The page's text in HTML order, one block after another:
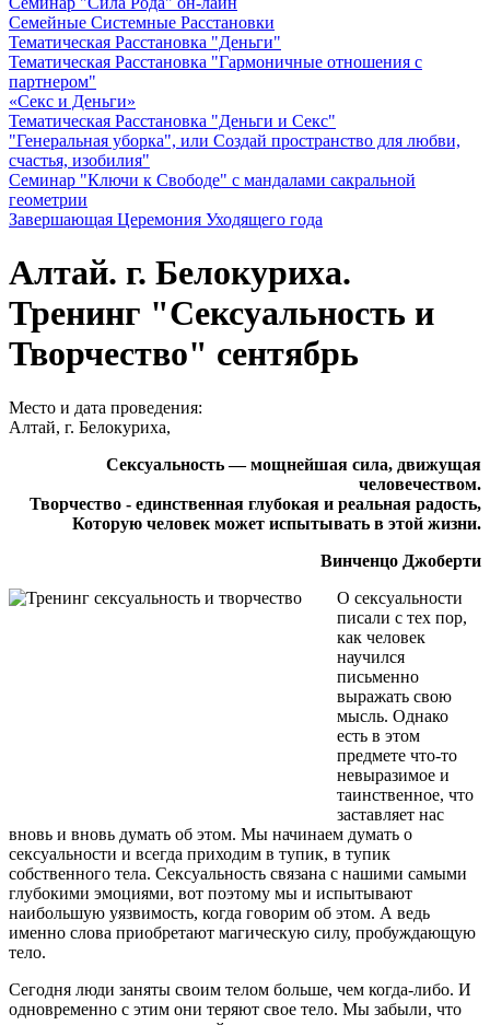
Семейные Системные Расстановки
Тематическая Расстановка "Деньги"
Тематическая Расстановка "Гармоничные отношения с
партнером"
«Секс и Деньги»
Тематическая Расстановка "Деньги и Секс"
"Генеральная уборка", или Создай пространство для любви,
счастья, изобилия"
Семинар "Ключи к Свободе" с мандалами сакральной
геометрии
Завершающая Церемония Уходящего года
Алтай. г. Белокуриха.
Тренинг "Сексуальность и
Творчество" сентябрь
Место и дата проведения:
Алтай, г. Белокуриха,
Сексуальность — мощнейшая сила, движущая
человечеством.
Творчество - единственная глубокая и реальная радость,
Которую человек может испытывать в этой жизни.
Винченцо Джоберти
О сексуальности
писали с тех пор,
как человек
научился
письменно
выражать свою
мысль. Однако
есть в этом
предмете что-то
невыразимое и
таинственное, что
заставляет нас
вновь и вновь думать об этом. Мы начинаем думать о
сексуальности и всегда приходим в тупик, в тупик
собственного тела. Сексуальность связана с нашими самыми
глубокими эмоциями, вот поэтому мы и испытывают
наибольшую уязвимость, когда говорим об этом. А ведь
именно слова приобретают магическую силу, пробуждающую
тело.
Сегодня люди заняты своим телом больше, чем когда-либо. И
одновременно с этим они теряют свое тело. Мы забыли, что